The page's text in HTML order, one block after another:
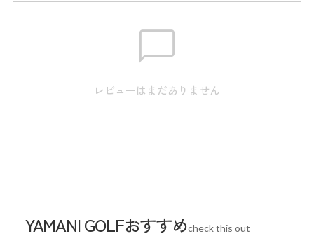
さ：46インチ クラブ収納数：14本 ネーム
プレート素材：アクリル
中国
レビューはまだありません
YAMANI GOLFおすすめcheck this out